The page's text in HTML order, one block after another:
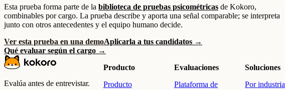
Esta prueba forma parte de la biblioteca de pruebas psicométricas de Kokoro,
combinables por cargo. La prueba describe y aporta una señal comparable; se interpreta
junto con otros antecedentes y el equipo humano decide.
Ver esta prueba en una demoAplicarla a tus candidatos →
Qué evaluar según el cargo →
Evalúa antes de entrevistar.
Producto
Producto
Evaluaciones
Plataforma de
Soluciones
Por industria